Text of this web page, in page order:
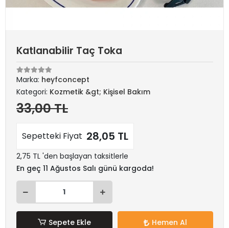
Katlanabilir Taç Toka
Marka: heyfconcept
Kategori: Kozmetik &gt; Kişisel Bakım
33,00 TL
Sepetteki Fiyat 28,05 TL
2,75 TL 'den başlayan taksitlerle
En geç 11 Ağustos Salı günü kargoda!
Sepete Ekle Hemen Al